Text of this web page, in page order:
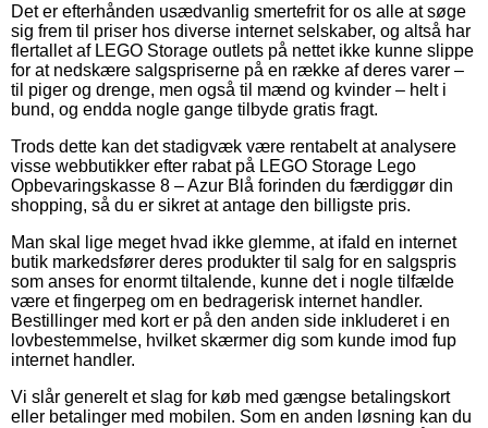
Det er efterhånden usædvanlig smertefrit for os alle at søge
sig frem til priser hos diverse internet selskaber, og altså har
flertallet af LEGO Storage outlets på nettet ikke kunne slippe
for at nedskære salgspriserne på en række af deres varer –
til piger og drenge, men også til mænd og kvinder – helt i
bund, og endda nogle gange tilbyde gratis fragt.
Trods dette kan det stadigvæk være rentabelt at analysere
visse webbutikker efter rabat på LEGO Storage Lego
Opbevaringskasse 8 – Azur Blå forinden du færdiggør din
shopping, så du er sikret at antage den billigste pris.
Man skal lige meget hvad ikke glemme, at ifald en internet
butik markedsfører deres produkter til salg for en salgspris
som anses for enormt tiltalende, kunne det i nogle tilfælde
være et fingerpeg om en bedragerisk internet handler.
Bestillinger med kort er på den anden side inkluderet i en
lovbestemmelse, hvilket skærmer dig som kunde imod fup
internet handler.
Vi slår generelt et slag for køb med gængse betalingskort
eller betalinger med mobilen. Som en anden løsning kan du